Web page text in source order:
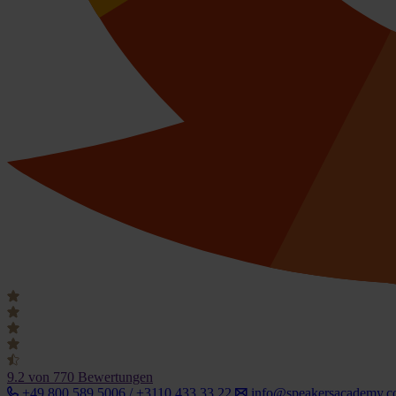
9.2 von 770 Bewertungen
+49 800 589 5006 / +3110 433 33 22